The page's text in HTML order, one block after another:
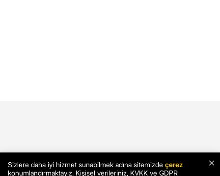
×
Sizlere daha iyi hizmet sunabilmek adına sitemizde çerez
konumlandırmaktayız. Kişisel verileriniz, KVKK ve GDPR